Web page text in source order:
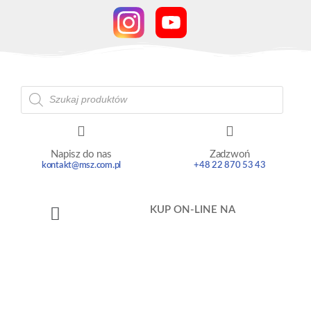
Napisz do nas
kontakt@msz.com.pl
Zadzwoń
+48 22 870 53 43
KUP ON-LINE NA